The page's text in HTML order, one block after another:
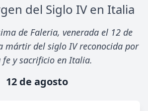
del Siglo IV en Italia
de Faleria, venerada el 12 de
mártir del siglo IV reconocida por
fe y sacrificio en Italia.
12 de agosto